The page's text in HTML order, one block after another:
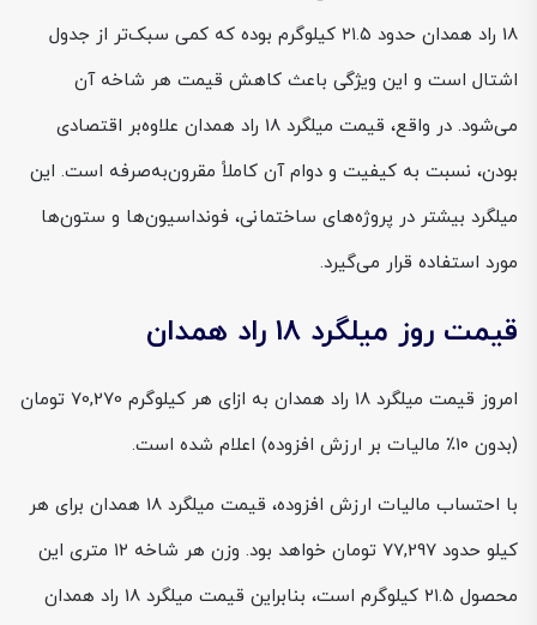
18 راد همدان حدود ۲۱.۵ کیلوگرم بوده که کمی سبک‌تر از جدول
اشتال است و این ویژگی باعث کاهش قیمت هر شاخه آن
می‌شود. در واقع، قیمت میلگرد 18 راد همدان علاوه‌بر اقتصادی
بودن، نسبت به کیفیت و دوام آن کاملاً مقرون‌به‌صرفه است. این
میلگرد بیشتر در پروژه‌های ساختمانی، فونداسیون‌ها و ستون‌ها
مورد استفاده قرار می‌گیرد.
قیمت روز میلگرد 18 راد همدان
امروز قیمت میلگرد 18 راد همدان به ازای هر کیلوگرم 70,270 تومان
(بدون ۱۰٪ مالیات بر ارزش افزوده) اعلام شده است.
با احتساب مالیات ارزش افزوده، قیمت میلگرد 18 همدان برای هر
کیلو حدود 77,297 تومان خواهد بود. وزن هر شاخه ۱۲ متری این
محصول ۲۱.۵ کیلوگرم است، بنابراین قیمت میلگرد 18 راد همدان